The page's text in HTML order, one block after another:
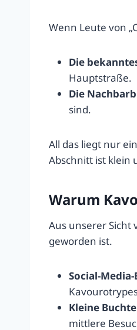
Wenn Leute von
Die
Hauptstraße.
Die
sind.
All das liegt nur
Abschnitt ist klein
Warum
Aus unserer Sicht
geworden ist.
Social-
Kleine
mittlere